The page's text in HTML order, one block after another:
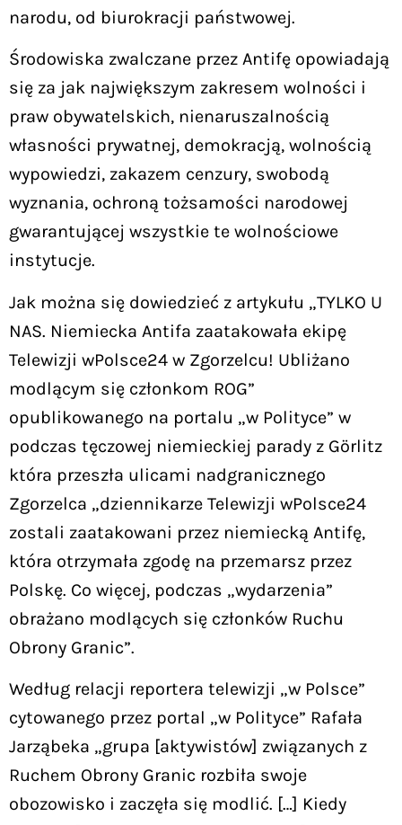
narodu, od biurokracji państwowej.
Środowiska zwalczane przez Antifę opowiadają
się za jak największym zakresem wolności i
praw obywatelskich, nienaruszalnością
własności prywatnej, demokracją, wolnością
wypowiedzi, zakazem cenzury, swobodą
wyznania, ochroną tożsamości narodowej
gwarantującej wszystkie te wolnościowe
instytucje.
Jak można się dowiedzieć z artykułu „TYLKO U
NAS. Niemiecka Antifa zaatakowała ekipę
Telewizji wPolsce24 w Zgorzelcu! Ubliżano
modlącym się członkom ROG”
opublikowanego na portalu „w Polityce” w
podczas tęczowej niemieckiej parady z Görlitz
która przeszła ulicami nadgranicznego
Zgorzelca „dziennikarze Telewizji wPolsce24
zostali zaatakowani przez niemiecką Antifę,
która otrzymała zgodę na przemarsz przez
Polskę. Co więcej, podczas „wydarzenia”
obrażano modlących się członków Ruchu
Obrony Granic”.
Według relacji reportera telewizji „w Polsce”
cytowanego przez portal „w Polityce” Rafała
Jarząbeka „grupa [aktywistów] związanych z
Ruchem Obrony Granic rozbiła swoje
obozowisko i zaczęła się modlić. […] Kiedy